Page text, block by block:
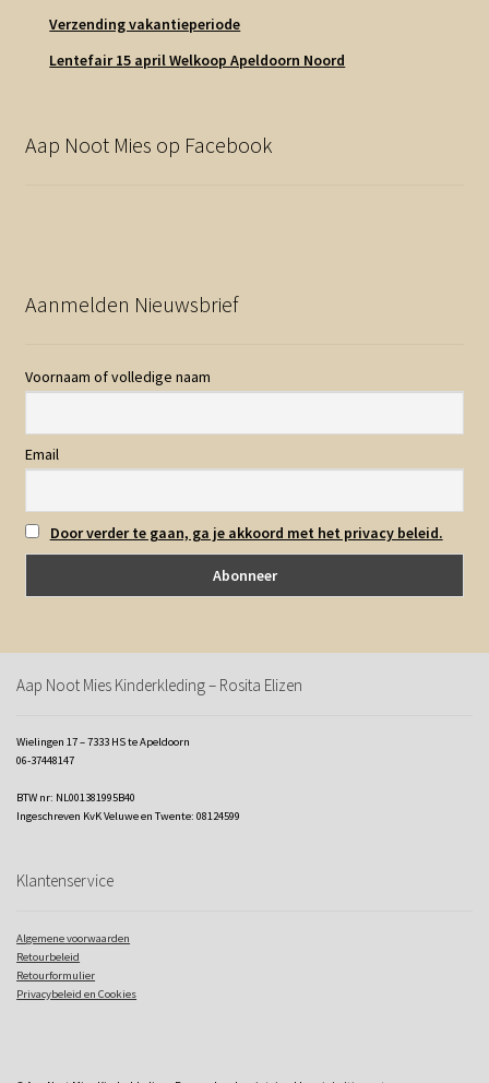
Verzending vakantieperiode
Lentefair 15 april Welkoop Apeldoorn Noord
Aap Noot Mies op Facebook
Aanmelden Nieuwsbrief
Voornaam of volledige naam
Email
Door verder te gaan, ga je akkoord met het privacy beleid.
Aap Noot Mies Kinderkleding – Rosita Elizen
Wielingen 17 – 7333 HS te Apeldoorn
06-37448147
BTW nr: NL001381995B40
Ingeschreven KvK Veluwe en Twente: 08124599
Klantenservice
Algemene voorwaarden
Retourbeleid
Retourformulier
Privacybeleid en Cookies